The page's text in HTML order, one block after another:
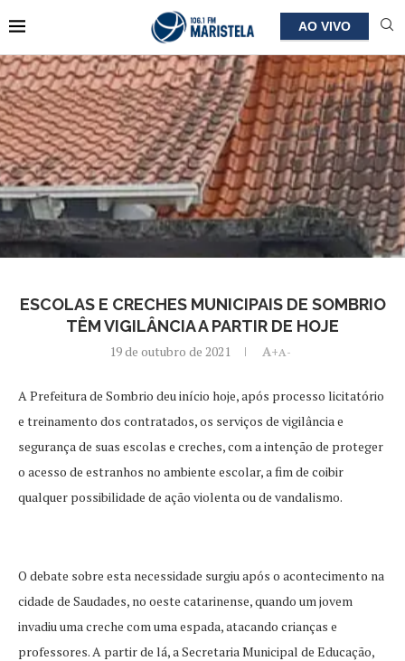
AO VIVO
ESCOLAS E CRECHES MUNICIPAIS DE SOMBRIO
TÊM VIGILÂNCIA A PARTIR DE HOJE
19 de outubro de 2021 A+A-
A Prefeitura de Sombrio deu início hoje, após processo licitatório
e treinamento dos contratados, os serviços de vigilância e
segurança de suas escolas e creches, com a intenção de proteger
o acesso de estranhos no ambiente escolar, a fim de coibir
qualquer possibilidade de ação violenta ou de vandalismo.
O debate sobre esta necessidade surgiu após o acontecimento na
cidade de Saudades, no oeste catarinense, quando um jovem
invadiu uma creche com uma espada, atacando crianças e
professores. A partir de lá, a Secretaria Municipal de Educação,